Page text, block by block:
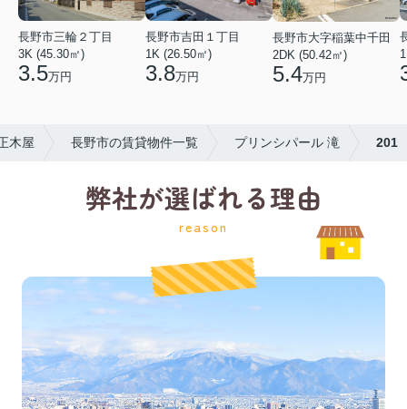
長野市三輪２丁目
3K (45.30㎡)
3.5万円
長野市吉田１丁目
1K (26.50㎡)
3.8万円
長野市大字稲葉中千田
2DK (50.42㎡)
5.4万円
木屋 長野市の賃貸物件一覧 プリンシパール 滝 201
弊社が選ばれる理由
reason